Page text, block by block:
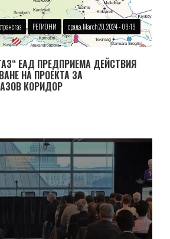
РЕГИОНИ сряда, March 20, 2024 - 09:19
ЕАД ПРЕДПРИЕМА ДЕЙСТВИЯ
НА ПРОЕКТА ЗА
КОРИДОР